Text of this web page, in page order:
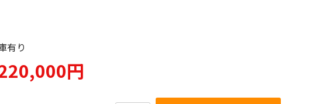
有り
円